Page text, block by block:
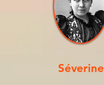
Séverine